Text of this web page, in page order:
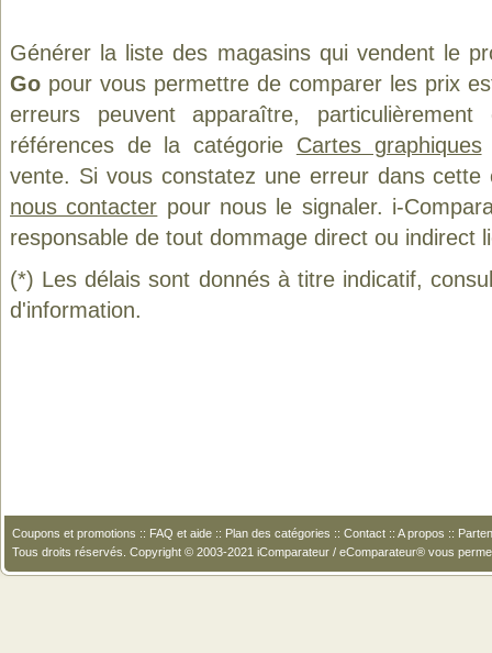
Générer la liste des magasins qui vendent le
Go pour vous permettre de comparer les prix
erreurs peuvent apparaître,
références de la catégorie Cartes graphiques
vente. Si vous constatez une erreur dans
nous contacter pour nous le signaler. i-
responsable de tout dommage direct ou indirect
(*) Les délais sont donnés à titre indicatif,
d'information.
Coupons et promotions :: FAQ et aide :: Plan des catégories :: Contact :: A propos ::
Tous droits réservés. Copyright © 2003-2021 iComparateur / eComparateur® vous